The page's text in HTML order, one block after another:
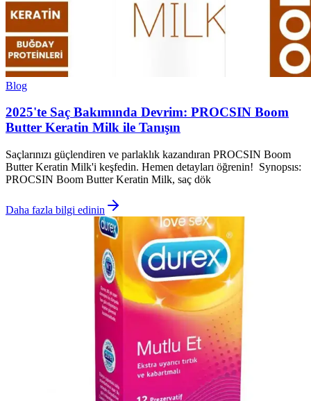
Blog
2025'te Saç Bakımında Devrim: PROCSIN Boom
Butter Keratin Milk ile Tanışın
Saçlarınızı güçlendiren ve parlaklık kazandıran PROCSIN Boom
Butter Keratin Milk'i keşfedin. Hemen detayları öğrenin! Synopsıs:
PROCSIN Boom Butter Keratin Milk, saç dök
Daha fazla bilgi edinin